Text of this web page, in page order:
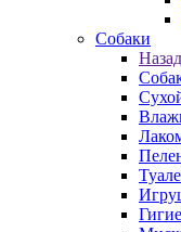
Собаки
Назад